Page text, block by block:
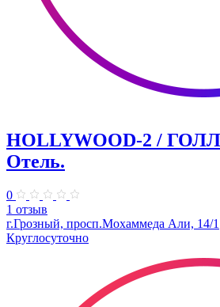
HOLLYWOOD-2 /
Отель.
0
1 отзыв
г.Грозный, просп.Мохаммеда Али, 14/1
Круглосуточно